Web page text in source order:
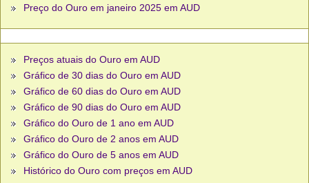
Preço do Ouro em janeiro 2025 em AUD
Preços atuais do Ouro em AUD
Gráfico de 30 dias do Ouro em AUD
Gráfico de 60 dias do Ouro em AUD
Gráfico de 90 dias do Ouro em AUD
Gráfico do Ouro de 1 ano em AUD
Gráfico do Ouro de 2 anos em AUD
Gráfico do Ouro de 5 anos em AUD
Histórico do Ouro com preços em AUD